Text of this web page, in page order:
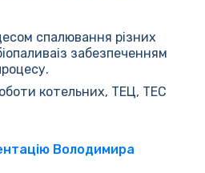
спалювання різних
забезпеченням
котельних, ТЕЦ, ТЕС
Володимира